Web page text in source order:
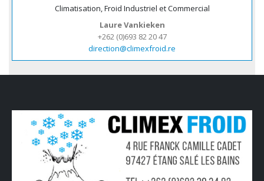
Climatisation, Froid Industriel et Commercial
Laure Vankieken
+262 (0)693 82 20 47
direction@climexfroid.re